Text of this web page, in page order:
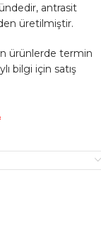
antrasit
üretilmiştir.
ürünlerde termin
bilgi için satış